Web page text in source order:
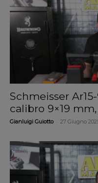
Schmeisser
calibro 9×19
Gianluigi Guiotto 27 Giugno